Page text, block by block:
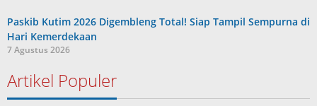
Paskib Kutim 2026 Digembleng Total! Siap Tampil Sempurna di
Hari Kemerdekaan
7 Agustus 2026
Artikel Populer